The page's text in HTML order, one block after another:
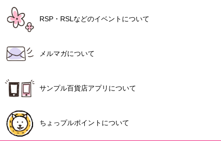
RSP・RSLなどのイベントについて
メルマガについて
サンプル百貨店アプリについて
ちょっプルポイントについて